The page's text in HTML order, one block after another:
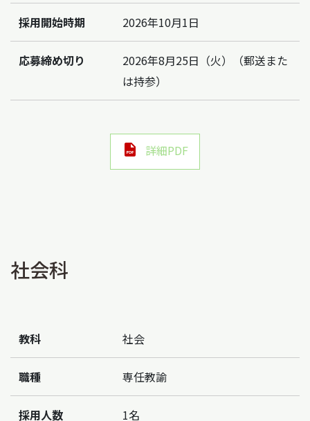
採用開始時期 2026年10月1日
応募締め切り
2026年8月25日（火）（郵送また
は持参）
詳細PDF
社会科
教科 社会
職種 専任教諭
採用人数 1名